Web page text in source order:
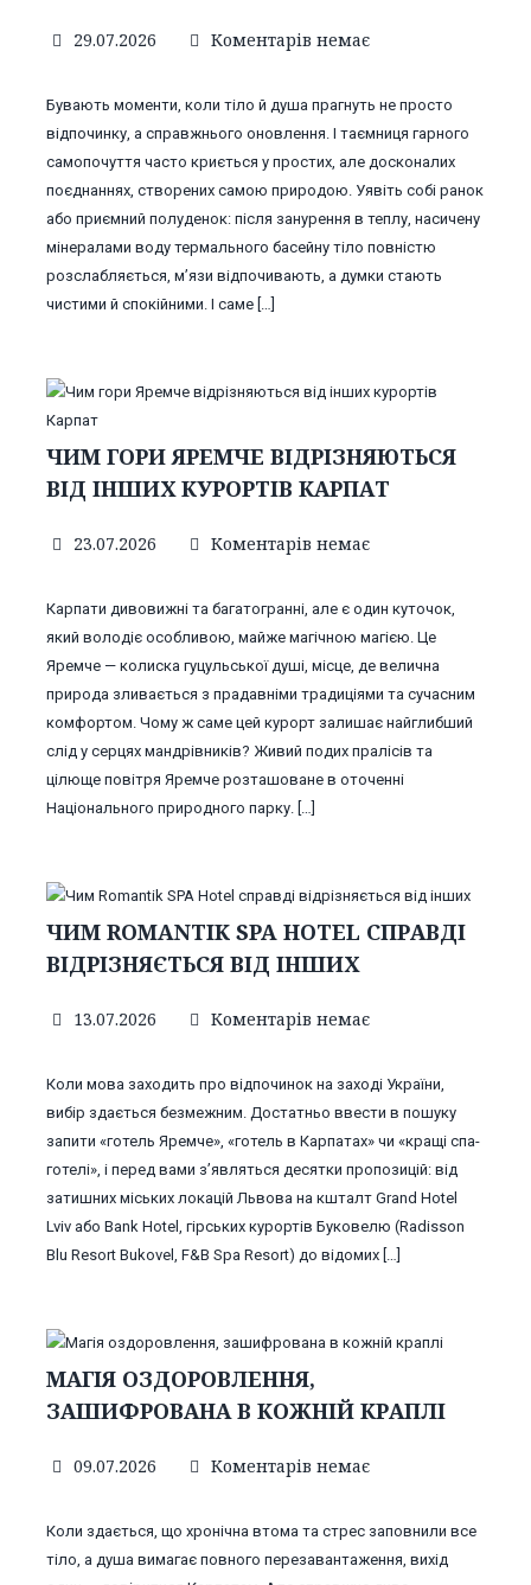
29.07.2026 Коментарів немає
Бувають моменти, коли тіло й душа прагнуть не просто
відпочинку, а справжнього оновлення. І таємниця гарного
самопочуття часто криється у простих, але досконалих
поєднаннях, створених самою природою. Уявіть собі ранок
або приємний полуденок: після занурення в теплу, насичену
мінералами воду термального басейну тіло повністю
розслабляється, м’язи відпочивають, а думки стають
чистими й спокійними. І саме […]
ЧИМ ГОРИ ЯРЕМЧЕ ВІДРІЗНЯЮТЬСЯ
ВІД ІНШИХ КУРОРТІВ КАРПАТ
23.07.2026 Коментарів немає
Карпати дивовижні та багатогранні, але є один куточок,
який володіє особливою, майже магічною магією. Це
Яремче — колиска гуцульської душі, місце, де велична
природа зливається з прадавніми традиціями та сучасним
комфортом. Чому ж саме цей курорт залишає найглибший
слід у серцях мандрівників? Живий подих пралісів та
цілюще повітря Яремче розташоване в оточенні
Національного природного парку. […]
ЧИМ ROMANTIK SPA HOTEL СПРАВДІ
ВІДРІЗНЯЄТЬСЯ ВІД ІНШИХ
13.07.2026 Коментарів немає
Коли мова заходить про відпочинок на заході України,
вибір здається безмежним. Достатньо ввести в пошуку
запити «готель Яремче», «готель в Карпатах» чи «кращі спа-
готелі», і перед вами з’являться десятки пропозицій: від
затишних міських локацій Львова на кшталт Grand Hotel
Lviv або Bank Hotel, гірських курортів Буковелю (Radisson
Blu Resort Bukovel, F&B Spa Resort) до відомих […]
МАГІЯ ОЗДОРОВЛЕННЯ,
ЗАШИФРОВАНА В КОЖНІЙ КРАПЛІ
09.07.2026 Коментарів немає
Коли здається, що хронічна втома та стрес заповнили все
тіло, а душа вимагає повного перезавантаження, вихід